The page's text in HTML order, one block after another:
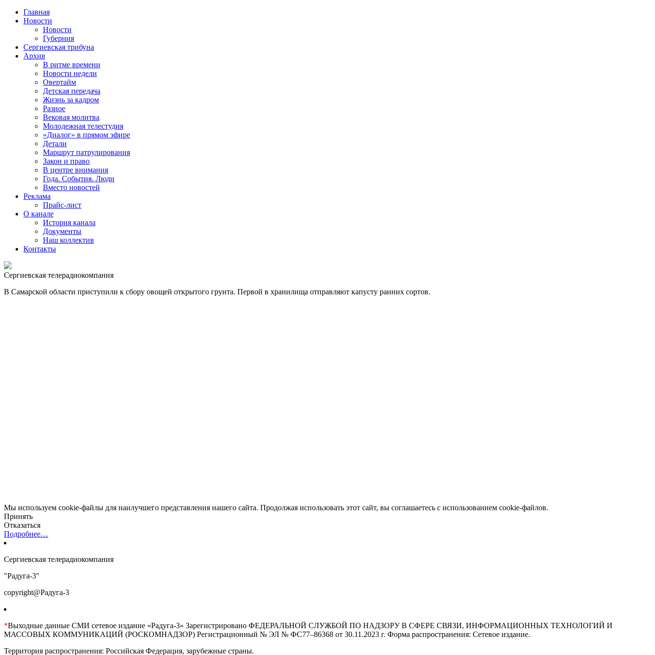
Главная
Новости
Новости
Губерния
Сергиевская трибуна
Архив
В ритме времени
Новости недели
Овертайм
Детская передача
Жизнь за кадром
Разное
Вековая молитва
Молодежная телестудия
«Диалог» в прямом эфире
Детали
Маршрут патрулирования
Закон и право
В центре внимания
Года. События. Люди
Вместо новостей
Реклама
Прайс-лист
О канале
История канала
Документы
Наш коллектив
Контакты
Сергиевская телерадиокомпания
В Самарской области приступили к сбору овощей открытого грунта. Первой в хранилища отправляют капусту ранних сортов.
Мы используем cookie-файлы для наилучшего представления нашего сайта. Продолжая использовать этот сайт, вы соглашаетесь с использованием cookie-файлов.
Принять
Отказаться
Подробнее…
Сергиевская телерадиокомпания
"Радуга-3"
copyright@Радуга-3
*Выходные данные СМИ сетевое издание «Радуга-3» Зарегистрировано ФЕДЕРАЛЬНОЙ СЛУЖБОЙ ПО НАДЗОРУ В СФЕРЕ СВЯЗИ, ИНФОРМАЦИОННЫХ ТЕХНОЛОГИЙ И
МАССОВЫХ КОММУНИКАЦИЙ (РОСКОМНАДЗОР) Регистрационный № ЭЛ № ФС77–86368 от 30.11.2023 г. Форма распространения: Сетевое издание.
Территория распространения: Российская Федерация, зарубежные страны.